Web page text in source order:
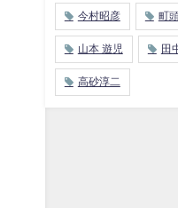
今村昭彦 町
山本 遊児 田
高砂淳二